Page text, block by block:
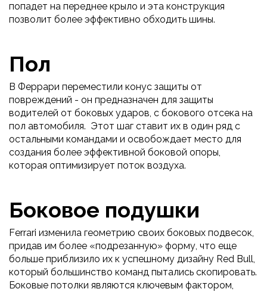
попадет на переднее крыло и эта конструкция
позволит более эффективно обходить шины.
Пол
В Феррари переместили конус защиты от
повреждений - он предназначен для защиты
водителей от боковых ударов, с бокового отсека на
пол автомобиля. Этот шаг ставит их в один ряд с
остальными командами и освобождает место для
создания более эффективной боковой опоры,
которая оптимизирует поток воздуха.
Боковое подушки
Ferrari изменила геометрию своих боковых подвесок,
придав им более «подрезанную» форму, что еще
больше приблизило их к успешному дизайну Red Bull,
который большинство команд пытались скопировать.
Боковые потолки являются ключевым фактором,